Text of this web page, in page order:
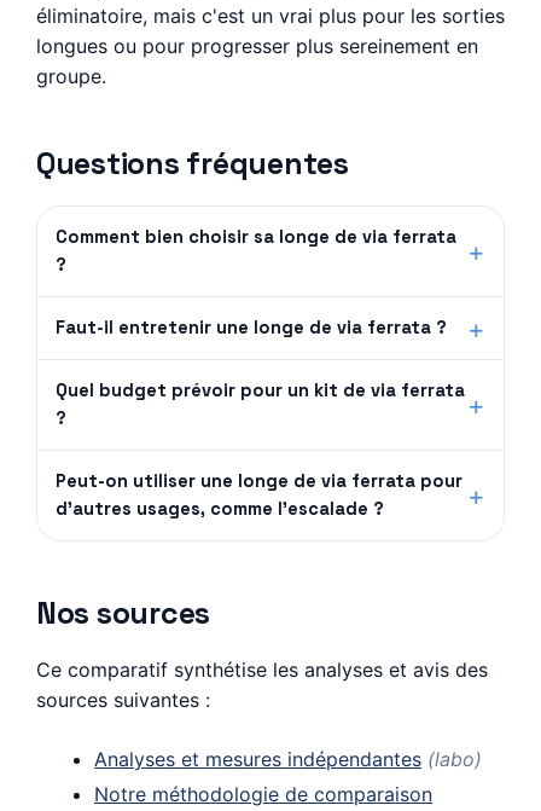
éliminatoire, mais c'est un vrai plus pour les sorties
longues ou pour progresser plus sereinement en
groupe.
Questions fréquentes
Comment bien choisir sa longe de via ferrata
?
Faut-il entretenir une longe de via ferrata ?
Quel budget prévoir pour un kit de via ferrata
?
Peut-on utiliser une longe de via ferrata pour
d'autres usages, comme l'escalade ?
Nos sources
Ce comparatif synthétise les analyses et avis des
sources suivantes :
Analyses et mesures indépendantes (labo)
Notre méthodologie de comparaison